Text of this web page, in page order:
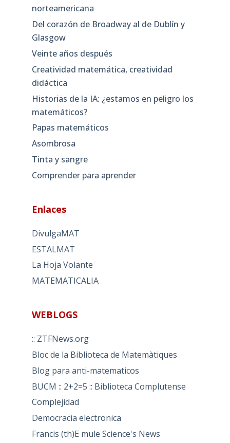
norteamericana
Del corazón de Broadway al de Dublín y
Glasgow
Veinte años después
Creatividad matemática, creatividad
didáctica
Historias de la IA: ¿estamos en peligro los
matemáticos?
Papas matemáticos
Asombrosa
Tinta y sangre
Comprender para aprender
Enlaces
DivulgaMAT
ESTALMAT
La Hoja Volante
MATEMATICALIA
WEBLOGS
:: ZTFNews.org
Bloc de la Biblioteca de Matemàtiques
Blog para anti-matematicos
BUCM :: 2+2=5 :: Biblioteca Complutense
Complejidad
Democracia electronica
Francis (th)E mule Science's News